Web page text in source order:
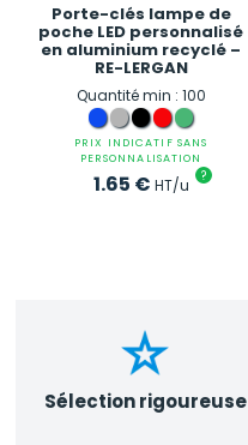
Porte-clés lampe de
poche LED personnalisé
en aluminium recyclé –
RE-LERGAN
Quantité min : 100
PRIX INDICATIF SANS
PERSONNALISATION
1.65 € HT/u ?
Sélection rigoureuse